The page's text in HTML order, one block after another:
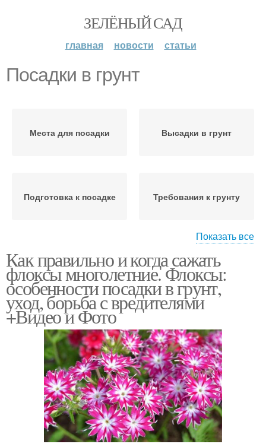
ЗЕЛЁНЫЙ САД
главная новости статьи
Посадки в грунт
Места для посадки Высадки в грунт
Подготовка к посадке Требования к грунту
Осенний посадка
грунт
Показать все
Как правильно и когда сажать
флоксы многолетние. Флоксы:
особенности посадки в грунт,
уход, борьба с вредителями
+Видео и Фото